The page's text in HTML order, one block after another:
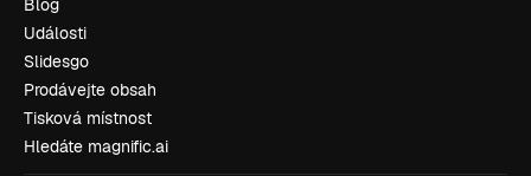
Blog
Události
Slidesgo
Prodávejte obsah
Tisková místnost
Hledáte magnific.ai